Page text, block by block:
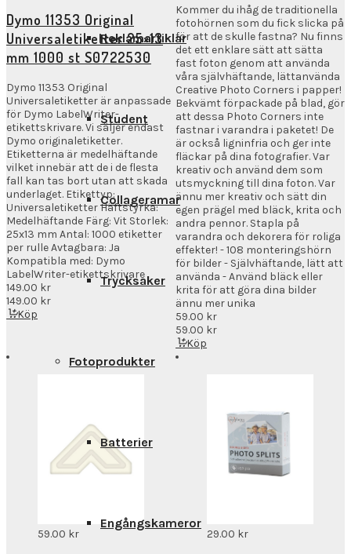
Reklamartiklar
Student
Collageramar
Trycksaker
Fotoprodukter
Batterier
Engångskameror
Dymo 11353 Original
Universaletiketter 25×13
mm 1000 st S0722530
Dymo 11353 Original
Universaletiketter är anpassade
för Dymo LabelWriter-
etikettskrivare. Vi säljer endast
Dymo originaletiketter.
Etiketterna är medelhäftande
vilket innebär att de i de flesta
fall kan tas bort utan att skada
underlaget. Etikettyp:
Universaletiketter Häftstyrka:
Medelhäftande Färg: Vit Storlek:
25x13 mm Antal: 1000 etiketter
per rulle Avtagbara: Ja
Kompatibla med: Dymo
LabelWriter-etikettskrivare
149.00 kr
149.00 kr
Köp
Kommer du ihåg de traditionella
fotohörnen som du fick slicka på
för att de skulle fastna? Nu finns
det ett enklare sätt att sätta
fast foton genom att använda
våra självhäftande, lättanvända
Creative Photo Corners i papper!
Bekvämt förpackade på blad, gör
att dessa Photo Corners inte
fastnar i varandra i paketet! De
är också ligninfria och ger inte
fläckar på dina fotografier. Var
kreativ och använd dem som
utsmyckning till dina foton. Var
ännu mer kreativ och sätt din
egen prägel med bläck, krita och
andra pennor. Stapla på
varandra och dekorera för roliga
effekter! - 108 monteringshörn
för bilder - Självhäftande, lätt att
använda - Använd bläck eller
krita för att göra dina bilder
ännu mer unika
59.00 kr
59.00 kr
Köp
59.00 kr 29.00 kr